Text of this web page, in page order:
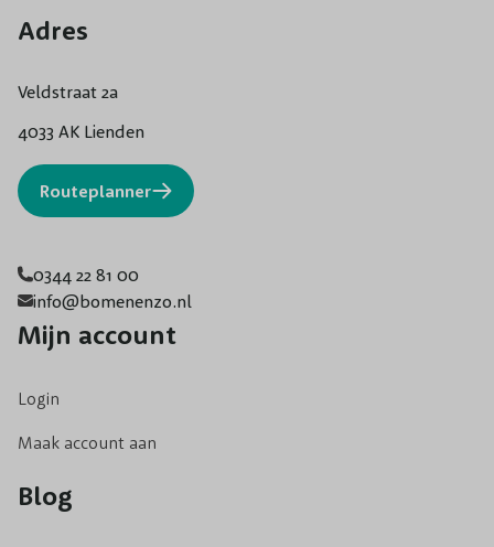
Adres
Veldstraat 2a
4033 AK Lienden
Routeplanner
0344 22 81 00
info@bomenenzo.nl
Mijn account
Login
Maak account aan
Blog